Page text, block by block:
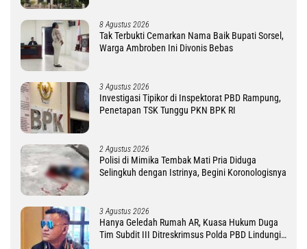
8 Agustus 2026
Tak Terbukti Cemarkan Nama Baik Bupati Sorsel,
Warga Ambroben Ini Divonis Bebas
3 Agustus 2026
Investigasi Tipikor di Inspektorat PBD Rampung,
Penetapan TSK Tunggu PKN BPK RI
2 Agustus 2026
Polisi di Mimika Tembak Mati Pria Diduga
Selingkuh dengan Istrinya, Begini Koronologisnya
3 Agustus 2026
Hanya Geledah Rumah AR, Kuasa Hukum Duga
Tim Subdit III Ditreskrimsus Polda PBD Lindungi